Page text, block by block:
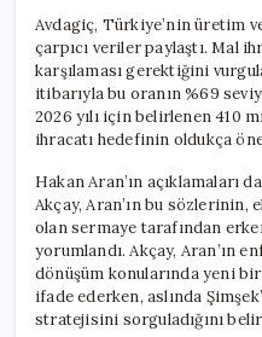
Avdagiç, Türkiye’nin üretim
çarpıcı veriler paylaştı. Mal
karşılaması gerektiğini
itibarıyla bu oranın %69
2026 yılı için belirlenen 410
ihracatı hedefinin oldukça
Hakan Aran’ın
Akçay, Aran’ın bu
olan sermaye tarafından
yorumlandı. Akçay, Aran’ın
dönüşüm konularında yeni
ifade ederken, aslında
stratejisini sorguladığını